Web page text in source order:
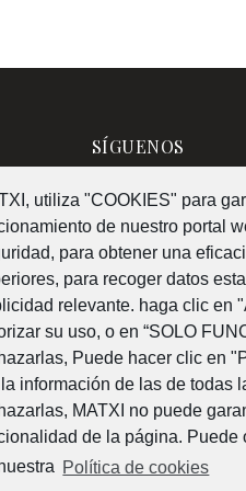
utiliza "COOKIES" para
de nuestro portal
para obtener una
para recoger datos
relevante. haga clic en
su uso, o en “SOLO
Puede hacer clic en
información de las de todas
MATXI no puede
de la página. Puede
Política de cookies
SÍGUENOS
¿Como
Web subvencionada por la
Bizkaia